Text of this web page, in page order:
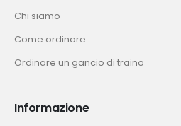
Chi siamo
Come ordinare
Ordinare un gancio di traino
Informazione